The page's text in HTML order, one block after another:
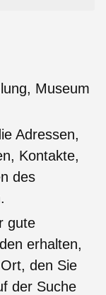
Museum
Adressen,
Kontakte,
des
gute
erhalten,
den Sie
der Suche